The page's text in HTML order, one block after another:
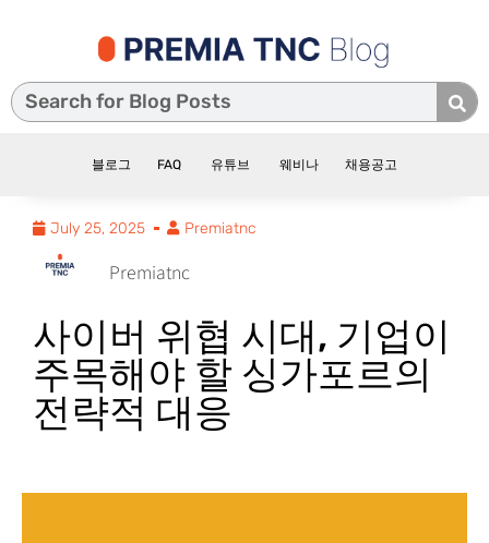
블로그 FAQ 유튜브 웨비나 채용공고
July 25, 2025 Premiatnc
Premiatnc
사이버 위협 시대, 기업이
주목해야 할 싱가포르의
전략적 대응